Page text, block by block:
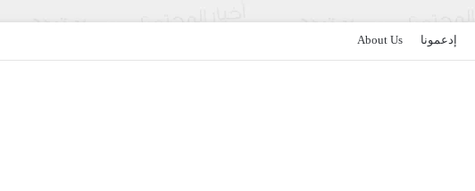
إدعمونا About Us